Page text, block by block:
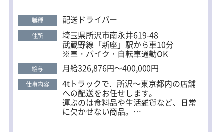
事量で収入も安定 長く働く社員が多く、平均勤続年
数は約10年。 25年以上勤務している社員も活躍して
います。 ■こんな方におすすめ ・夜勤で効率よく稼
ぎたい ・景気に左右されない会社で働きたい
職種 配送ドライバー
住所 埼玉県所沢市南永井619-48
武蔵野線「新座」駅から車10分
※車・バイク・自転車通勤OK
給与 月給326,876円～400,000円
仕事内容 4tトラックで、所沢～東京都内の店舗
への配送をお任せします。
運ぶのは食料品や生活雑貨など、日常
に欠かせない商品。